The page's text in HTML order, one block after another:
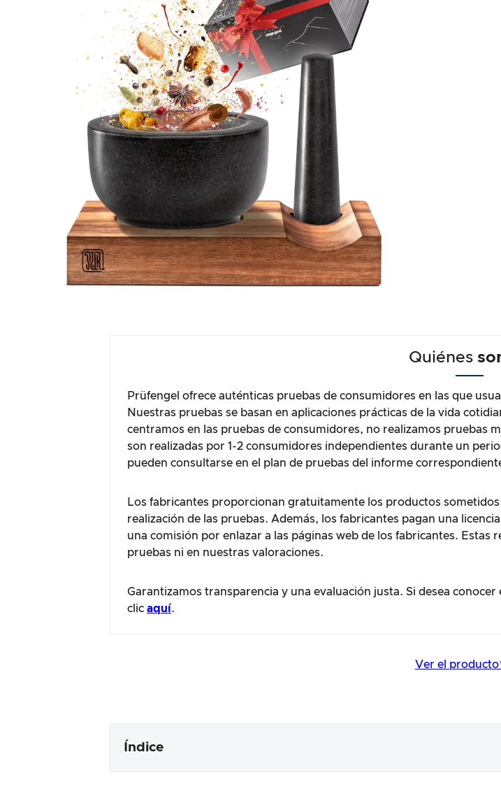
Quiénes
Prüfengel ofrece auténticas pruebas de consumidores en las que
Nuestras pruebas se basan en aplicaciones prácticas de la vida
centramos en las pruebas de consumidores, no realizamos pruebas
son realizadas por 1-2 consumidores independientes durante un
pueden consultarse en el plan de pruebas del informe
Los fabricantes proporcionan gratuitamente los productos
realización de las pruebas. Además, los fabricantes pagan una
una comisión por enlazar a las páginas web de los fabricantes.
pruebas ni en nuestras valoraciones.
Garantizamos transparencia y una evaluación justa. Si desea
clic aquí.
Ver el
Índice